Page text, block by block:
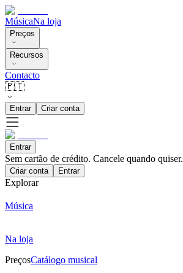
MúsicaNa loja
Preços
Recursos
Contacto
🇵🇹
Entrar Criar conta
Entrar
Sem cartão de crédito. Cancele quando quiser.
Criar conta Entrar
Explorar
Música
Na loja
PreçosCatálogo musical